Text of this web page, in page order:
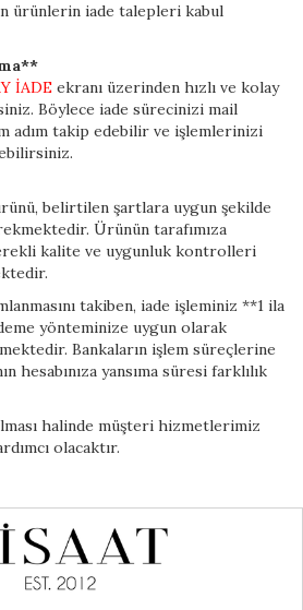
ürünlerin iade talepleri kabul
İADE ekranı üzerinden hızlı ve kolay
Böylece iade sürecinizi mail
adım takip edebilir ve işlemlerinizi
belirtilen şartlara uygun şekilde
Ürünün tarafımıza
kalite ve uygunluk kontrolleri
takiben, iade işleminiz **1 ila
yönteminize uygun olarak
Bankaların işlem süreçlerine
hesabınıza yansıma süresi farklılık
halinde müşteri hizmetlerimiz
olacaktır.